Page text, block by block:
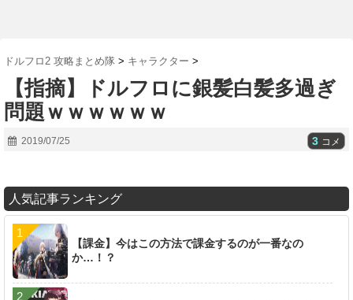
ドルフロ2 攻略まとめ隊 > キャラクター >
【指摘】ドルフロに銀髪白髪多過ぎ
問題ｗｗｗｗｗｗ
2019/07/25 3 コメ
人気記事ランキング
【課金】今はこの方法で課金するのが一番なの
か…！？